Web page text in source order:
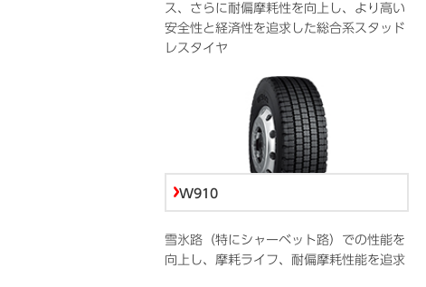
ス、さらに耐偏摩耗性を向上し、より高い
安全性と経済性を追求した総合系スタッド
レスタイヤ
W910
雪氷路（特にシャーベット路）での性能を
向上し、摩耗ライフ、耐偏摩耗性能を追求